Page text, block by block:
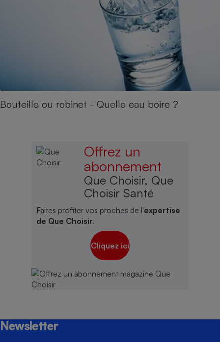
Bouteille ou robinet - Quelle eau boire ?
Offrez un
abonnement
Que Choisir, Que
Choisir Santé
Faites profiter vos proches de l'expertise
de Que Choisir.
Cliquez ici
Newsletter